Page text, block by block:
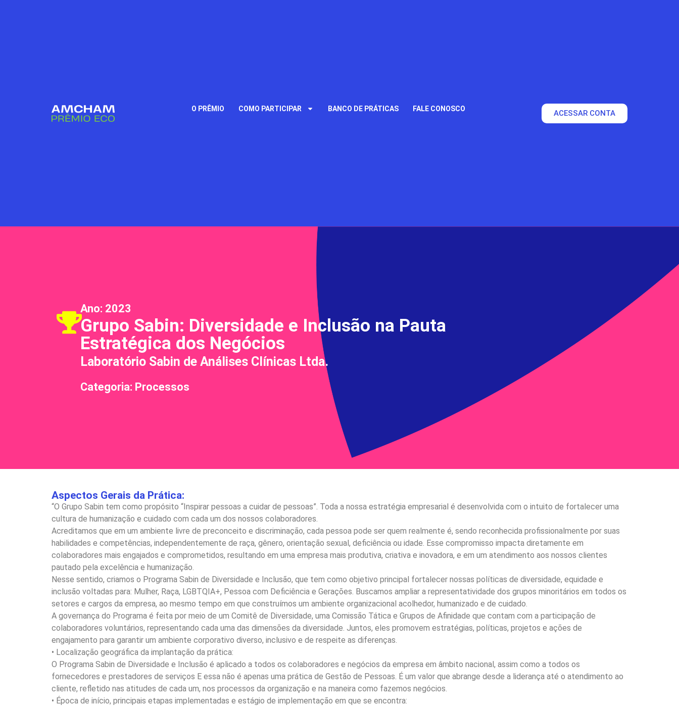
O PRÊMIO COMO PARTICIPAR BANCO DE PRÁTICAS FALE CONOSCO ACESSAR CONTA
Ano: 2023
Grupo Sabin: Diversidade e Inclusão na Pauta
Estratégica dos Negócios
Laboratório Sabin de Análises Clínicas Ltda.
Categoria: Processos
Aspectos Gerais da Prática:
“O Grupo Sabin tem como propósito “Inspirar pessoas a cuidar de pessoas”. Toda a nossa estratégia empresarial é desenvolvida com o intuito de fortalecer uma
cultura de humanização e cuidado com cada um dos nossos colaboradores.
Acreditamos que em um ambiente livre de preconceito e discriminação, cada pessoa pode ser quem realmente é, sendo reconhecida profissionalmente por suas
habilidades e competências, independentemente de raça, gênero, orientação sexual, deficiência ou idade. Esse compromisso impacta diretamente em
colaboradores mais engajados e comprometidos, resultando em uma empresa mais produtiva, criativa e inovadora, e em um atendimento aos nossos clientes
pautado pela excelência e humanização.
Nesse sentido, criamos o Programa Sabin de Diversidade e Inclusão, que tem como objetivo principal fortalecer nossas políticas de diversidade, equidade e
inclusão voltadas para: Mulher, Raça, LGBTQIA+, Pessoa com Deficiência e Gerações. Buscamos ampliar a representatividade dos grupos minoritários em todos os
setores e cargos da empresa, ao mesmo tempo em que construímos um ambiente organizacional acolhedor, humanizado e de cuidado.
A governança do Programa é feita por meio de um Comitê de Diversidade, uma Comissão Tática e Grupos de Afinidade que contam com a participação de
colaboradores voluntários, representando cada uma das dimensões da diversidade. Juntos, eles promovem estratégias, políticas, projetos e ações de
engajamento para garantir um ambiente corporativo diverso, inclusivo e de respeite as diferenças.
• Localização geográfica da implantação da prática:
O Programa Sabin de Diversidade e Inclusão é aplicado a todos os colaboradores e negócios da empresa em âmbito nacional, assim como a todos os
fornecedores e prestadores de serviços E essa não é apenas uma prática de Gestão de Pessoas. É um valor que abrange desde a liderança até o atendimento ao
cliente, refletido nas atitudes de cada um, nos processos da organização e na maneira como fazemos negócios.
• Época de início, principais etapas implementadas e estágio de implementação em que se encontra: